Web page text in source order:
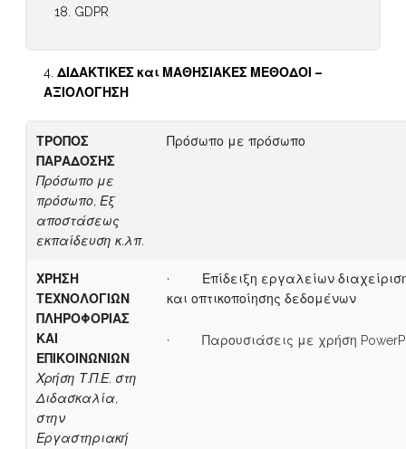
GDPR
ΔΙΔΑΚΤΙΚΕΣ και ΜΑΘΗΣΙΑΚΕΣ ΜΕΘΟΔΟΙ –
ΑΞΙΟΛΟΓΗΣΗ
ΤΡΟΠΟΣ
ΠΑΡΑΔΟΣΗΣ
Πρόσωπο με
πρόσωπο, Εξ
αποστάσεως
εκπαίδευση κ.λπ.
Πρόσωπο με πρόσωπο
ΧΡΗΣΗ
ΤΕΧΝΟΛΟΓΙΩΝ
ΠΛΗΡΟΦΟΡΙΑΣ
ΚΑΙ
ΕΠΙΚΟΙΝΩΝΙΩΝ
Χρήση Τ.Π.Ε. στη
Διδασκαλία,
στην
Εργαστηριακή
· Επίδειξη εργαλείων
και οπτικοποίησης δεδομένων
· Παρουσιάσεις με χρήση